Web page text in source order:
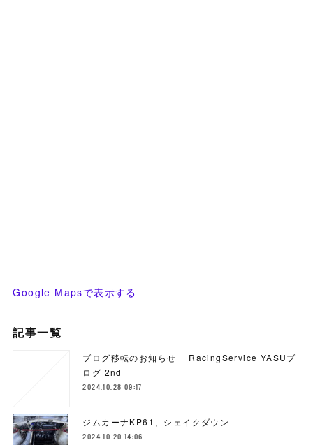
Google Mapsで表示する
記事一覧
ブログ移転のお知らせ RacingService YASUブ
ログ 2nd
2024.10.28 09:17
ジムカーナKP61、シェイクダウン
2024.10.20 14:06